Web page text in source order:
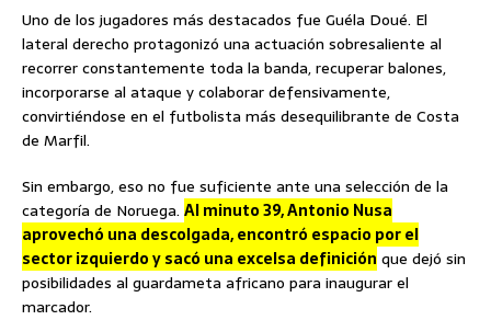
Uno de los jugadores más destacados fue Guéla Doué. El
lateral derecho protagonizó una actuación sobresaliente al
recorrer constantemente toda la banda, recuperar balones,
incorporarse al ataque y colaborar defensivamente,
convirtiéndose en el futbolista más desequilibrante de Costa
de Marfil.
Sin embargo, eso no fue suficiente ante una selección de la
categoría de Noruega. Al minuto 39, Antonio Nusa
aprovechó una descolgada, encontró espacio por el
sector izquierdo y sacó una excelsa definición que dejó sin
posibilidades al guardameta africano para inaugurar el
marcador.